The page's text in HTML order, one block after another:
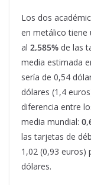
Los dos
en metálico tiene
al 2,585% de las
media estimada
sería de 0,54
dólares (1,4
diferencia entre
media mundial:
las tarjetas de
1,02 (0,93 euros)
dólares.